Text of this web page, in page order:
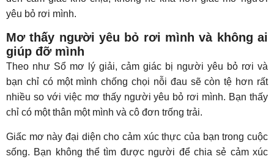
yêu bỏ rơi mình.
Mơ thấy người yêu bỏ rơi mình và không ai
giúp đỡ mình
Theo như Sổ mơ lý giải, cảm giác bị người yêu bỏ rơi và
bạn chỉ có một mình chống chọi nỗi đau sẽ còn tệ hơn rất
nhiều so với việc mơ thấy người yêu bỏ rơi mình. Bạn thấy
chỉ có một thân một mình và cô đơn trống trải.
Giấc mơ này đại diện cho cảm xúc thực của bạn trong cuộc
sống. Bạn không thể tìm được người để chia sẻ cảm xúc